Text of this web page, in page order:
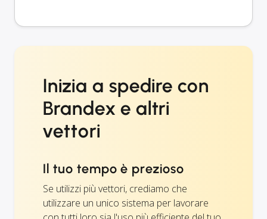
Inizia a spedire con
Brandex e altri
vettori
Il tuo tempo è prezioso
Se utilizzi più vettori, crediamo che
utilizzare un unico sistema per lavorare